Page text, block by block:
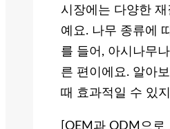
시장에는 다양한
예요. 나무 종류에
를 들어, 아시나무
른 편이에요. 알아
때 효과적일 수 있
[OEM과 ODM으로